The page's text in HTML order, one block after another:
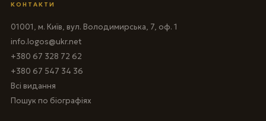
КОНТАКТИ
01001, м. Київ, вул. Володимирська, 7, оф. 1
info.logos@ukr.net
+380 67 328 72 62
+380 67 547 34 36
Всі видання
Пошук по біографіях